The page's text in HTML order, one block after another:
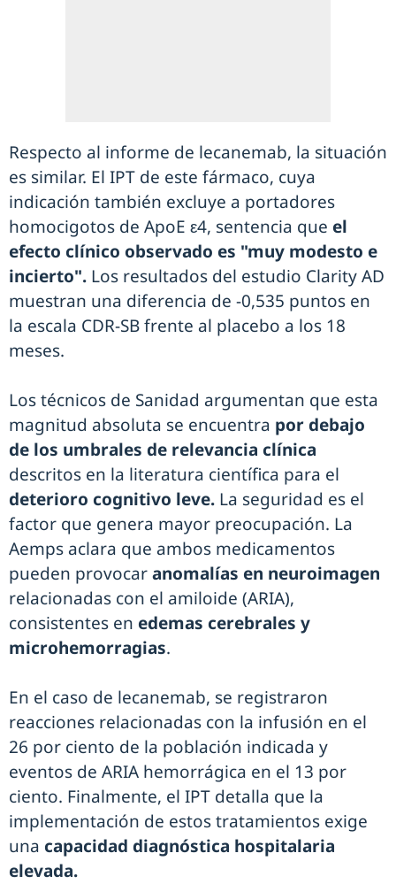
Respecto al informe de lecanemab, la situación
es similar. El IPT de este fármaco, cuya
indicación también excluye a portadores
homocigotos de ApoE ε4, sentencia que el
efecto clínico observado es "muy modesto e
incierto". Los resultados del estudio Clarity AD
muestran una diferencia de -0,535 puntos en
la escala CDR-SB frente al placebo a los 18
meses.
Los técnicos de Sanidad argumentan que esta
magnitud absoluta se encuentra por debajo
de los umbrales de relevancia clínica
descritos en la literatura científica para el
deterioro cognitivo leve. La seguridad es el
factor que genera mayor preocupación. La
Aemps aclara que ambos medicamentos
pueden provocaranomalías en neuroimagen
relacionadas con el amiloide (ARIA),
consistentes en edemas cerebrales y
microhemorragias.
En el caso de lecanemab, se registraron
reacciones relacionadas con la infusión en el
26 por ciento de la población indicada y
eventos de ARIA hemorrágica en el 13 por
ciento. Finalmente, el IPT detalla que la
implementación de estos tratamientos exige
una capacidad diagnóstica hospitalaria
elevada.